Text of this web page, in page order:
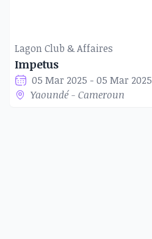
Lagon Club & Affaires
Impetus
05 Mar 2025 - 05 Mar 2025
Yaoundé - Cameroun